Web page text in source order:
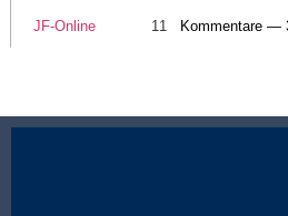
JF-Online 11 Kommentare —